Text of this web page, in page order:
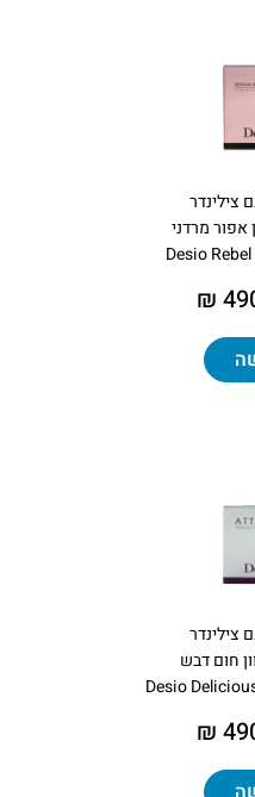
צילינדר
אפור מרדני
Desio
צילינדר
חום דבש
Desio